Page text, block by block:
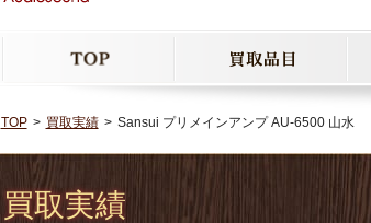
TOP 買取実績 Sansui プリメインアンプ AU-6500 山水
買取実績